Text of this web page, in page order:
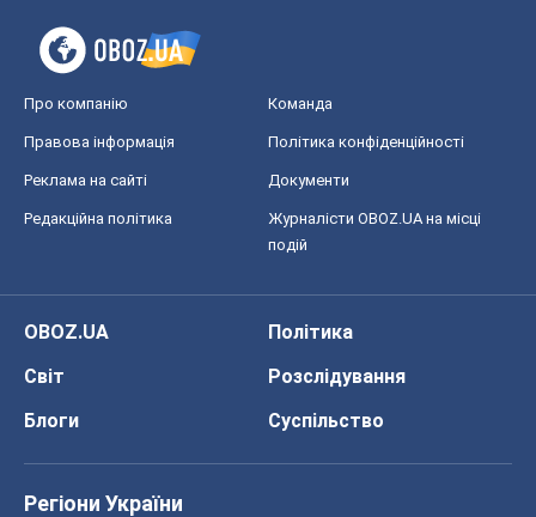
Про компанію Команда
Правова інформація Політика конфіденційності
Реклама на сайті Документи
Редакційна політика
Журналісти OBOZ.UA на місці
подій
OBOZ.UA
Політика
Світ
Розслідування
Блоги
Суспільство
Регіони України